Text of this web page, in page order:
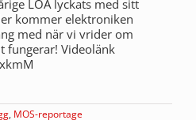
LOA lyckats med sitt
kommer elektroniken
med när vi vrider om
fungerar! Videolänk
, MOS-reportage